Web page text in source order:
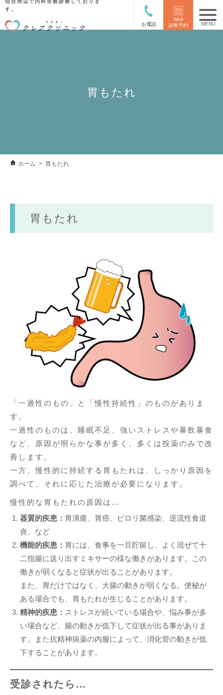
す。
お電話
Web
診察予約
胃もたれ
ホーム 胃もたれ
胃もたれ
「一過性のもの」と「慢性持続性」のものがありま
す。
一過性のものは、睡眠不足、強いストレスや暴飲暴食
など、原因が明らかな事が多く、多くは投薬のみで改
善します。
一方、慢性的に持続する胃もたれは、しっかり原因を
調べて、それに応じた治療が必要になります。
慢性的な胃もたれの原因は…
器質的疾患： 胃潰瘍、胃癌、ピロリ菌感染、逆流性食道
炎、など
機能的疾患： 胃には、食事を一旦貯留し、よく混ぜて十
二指腸に送り出すミキサーの様な働きがあります。この
働きが弱くなると症状が出ることがあります。
また、胃だけではなく、大腸の動きが弱くなる。便秘が
ある場合でも、胃もたれが生じることがあります。
精神的疾患： ストレスが続いている場合や、悩み事が多
い場合など、腸の動きが低下して症状が出る事がありま
す。また抗精神病薬の内服によって、消化管の動きが低
下することがあります。
受診されたら…